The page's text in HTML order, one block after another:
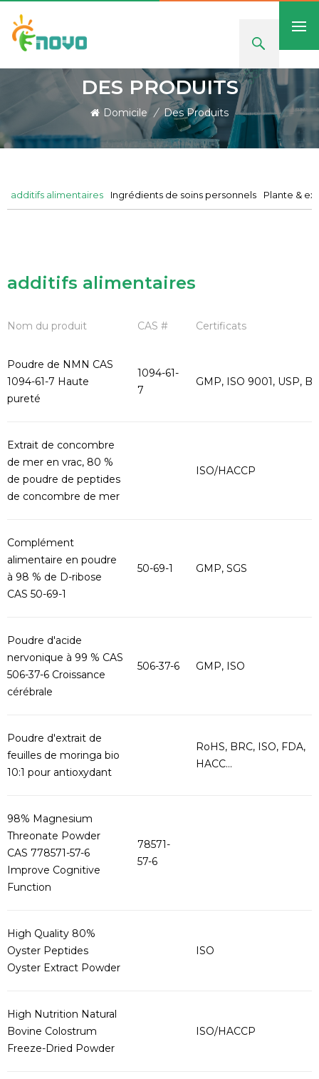
DES PRODUITS
Domicile / Des Produits
additifs alimentaires Ingrédients de soins personnels Plante &
additifs alimentaires
Nom du produit CAS # Certificats
Poudre de NMN CAS
1094-61-7 Haute
pureté
1094-61-
7
GMP, ISO 9001, USP,
Extrait de concombre
de mer en vrac, 80 %
de poudre de peptides
de concombre de mer
ISO/HACCP
Complément
alimentaire en poudre
à 98 % de D-ribose
CAS 50-69-1
50-69-1 GMP, SGS
Poudre d'acide
nervonique à 99 % CAS
506-37-6 Croissance
cérébrale
506-37-6 GMP, ISO
Poudre d'extrait de
feuilles de moringa bio
10:1 pour antioxydant
RoHS, BRC, ISO, FDA,
HACC...
98% Magnesium
Threonate Powder
CAS 778571-57-6
Improve Cognitive
Function
78571-
57-6
High Quality 80%
Oyster Peptides
Oyster Extract Powder
ISO
High Nutrition Natural
Bovine Colostrum
Freeze-Dried Powder
ISO/HACCP